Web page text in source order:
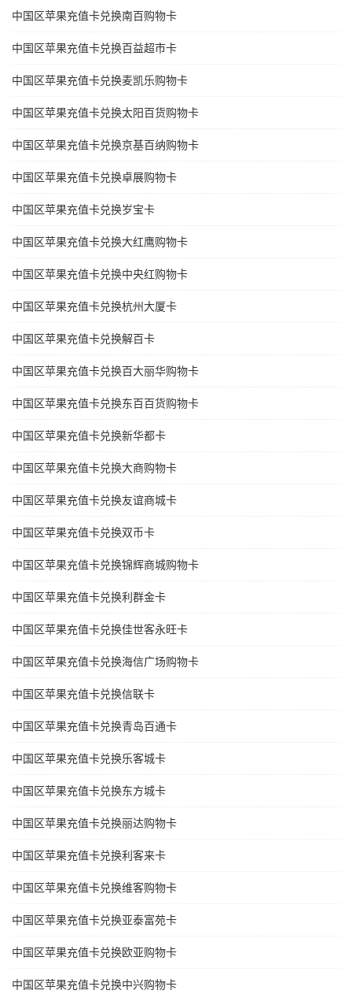
中国区苹果充值卡兑换南百购物卡
中国区苹果充值卡兑换百益超市卡
中国区苹果充值卡兑换麦凯乐购物卡
中国区苹果充值卡兑换太阳百货购物卡
中国区苹果充值卡兑换京基百纳购物卡
中国区苹果充值卡兑换卓展购物卡
中国区苹果充值卡兑换岁宝卡
中国区苹果充值卡兑换大红鹰购物卡
中国区苹果充值卡兑换中央红购物卡
中国区苹果充值卡兑换杭州大厦卡
中国区苹果充值卡兑换解百卡
中国区苹果充值卡兑换百大丽华购物卡
中国区苹果充值卡兑换东百百货购物卡
中国区苹果充值卡兑换新华都卡
中国区苹果充值卡兑换大商购物卡
中国区苹果充值卡兑换友谊商城卡
中国区苹果充值卡兑换双币卡
中国区苹果充值卡兑换锦辉商城购物卡
中国区苹果充值卡兑换利群金卡
中国区苹果充值卡兑换佳世客永旺卡
中国区苹果充值卡兑换海信广场购物卡
中国区苹果充值卡兑换信联卡
中国区苹果充值卡兑换青岛百通卡
中国区苹果充值卡兑换乐客城卡
中国区苹果充值卡兑换东方城卡
中国区苹果充值卡兑换丽达购物卡
中国区苹果充值卡兑换利客来卡
中国区苹果充值卡兑换维客购物卡
中国区苹果充值卡兑换亚泰富苑卡
中国区苹果充值卡兑换欧亚购物卡
中国区苹果充值卡兑换中兴购物卡